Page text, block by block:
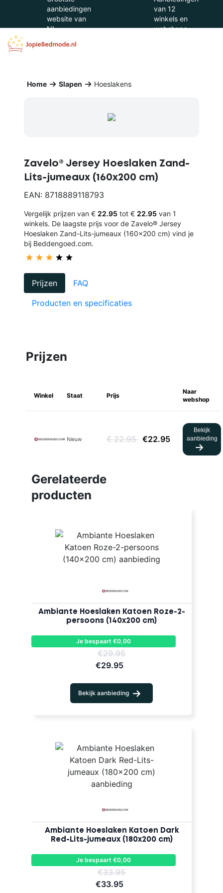
aanbiedingen
website van
NL
van 12
winkels en
webshops
Home Slapen Hoeslakens
Zavelo® Jersey Hoeslaken Zand-
Lits-jumeaux (160x200 cm)
EAN: 8718889118793
Vergelijk prijzen van € 22.95 tot € 22.95 van 1
winkels. De laagste prijs voor de Zavelo® Jersey
Hoeslaken Zand-Lits-jumeaux (160x200 cm) vind je
bij Beddengoed.com.
Prijzen
FAQ
Producten en specificaties
Prijzen
Winkel Staat Prijs
Naar
webshop
Nieuw € 22.95 €22.95
Bekijk
aanbieding
Gerelateerde
producten
Ambiante Hoeslaken Katoen Roze-2-
persoons (140x200 cm)
Je bespaart €0,00
€29.95
€29.95
Bekijk aanbieding
Ambiante Hoeslaken Katoen Dark
Red-Lits-jumeaux (180x200 cm)
Je bespaart €0,00
€33.95
€33.95